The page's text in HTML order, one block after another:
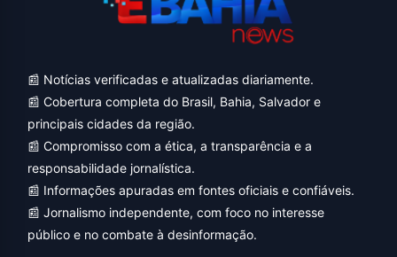
📰 Notícias verificadas e atualizadas diariamente.
📰 Cobertura completa do Brasil, Bahia, Salvador e
principais cidades da região.
📰 Compromisso com a ética, a transparência e a
responsabilidade jornalística.
📰 Informações apuradas em fontes oficiais e confiáveis.
📰 Jornalismo independente, com foco no interesse
público e no combate à desinformação.